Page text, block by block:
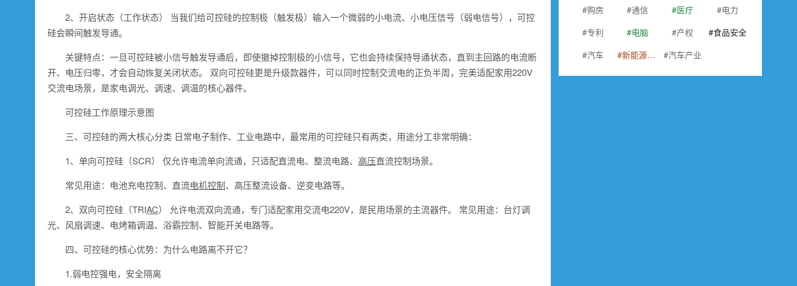
2、开启状态（工作状态） 当我们给可控硅的控制极（触发极）输入一个微弱的小电流、小电压信号（弱电信号），可控
硅会瞬间触发导通。
关键特点：一旦可控硅被小信号触发导通后，即使撤掉控制极的小信号，它也会持续保持导通状态，直到主回路的电流断
开、电压归零，才会自动恢复关闭状态。 双向可控硅更是升级款器件，可以同时控制交流电的正负半周，完美适配家用220V
交流电场景，是家电调光、调速、调温的核心器件。
可控硅工作原理示意图
三、可控硅的两大核心分类 日常电子制作、工业电路中，最常用的可控硅只有两类，用途分工非常明确：
1、单向可控硅（SCR） 仅允许电流单向流通，只适配直流电、整流电路、 高压直流控制场景。
常见用途：电池充电控制、直流电机控制、高压整流设备、逆变电路等。
2、双向可控硅（TRIAC） 允许电流双向流通，专门适配家用交流电220V，是民用场景的主流器件。 常见用途：台灯调
光、风扇调速、电烤箱调温、浴霸控制、智能开关电路等。
四、可控硅的核心优势：为什么电路离不开它？
1.弱电控强电，安全隔离
购房
通信 医疗
电力
专利
电脑 产权
食品安全
汽车
新能源汽车 汽车产业